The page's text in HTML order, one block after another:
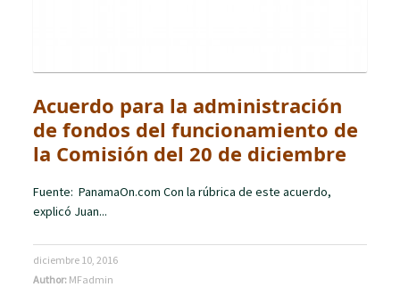
Acuerdo para la administración
de fondos del funcionamiento de
la Comisión del 20 de diciembre
Fuente: PanamaOn.com Con la rúbrica de este acuerdo,
explicó Juan...
diciembre 10, 2016
Author: MFadmin